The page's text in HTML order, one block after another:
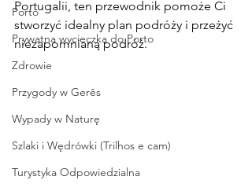
Porto
Prywatna wycieczka do Porto
Zdrowie
Przygody w Gerês
Wypady w Naturę
Szlaki i Wędrówki (Trilhos e cam)
Turystyka Odpowiedzialna
Portugalii, ten przewodnik pomoże Ci
stworzyć idealny plan podróży i przeżyć
niezapomnianą podróż.